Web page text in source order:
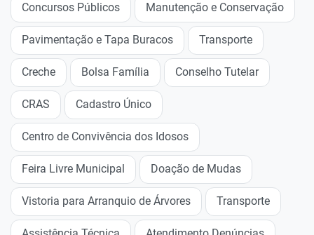
Concursos Públicos Manutenção e Conservação
Pavimentação e Tapa Buracos Transporte
Creche Bolsa Família Conselho Tutelar
CRAS Cadastro Único
Centro de Convivência dos Idosos
Feira Livre Municipal Doação de Mudas
Vistoria para Arranquio de Árvores Transporte